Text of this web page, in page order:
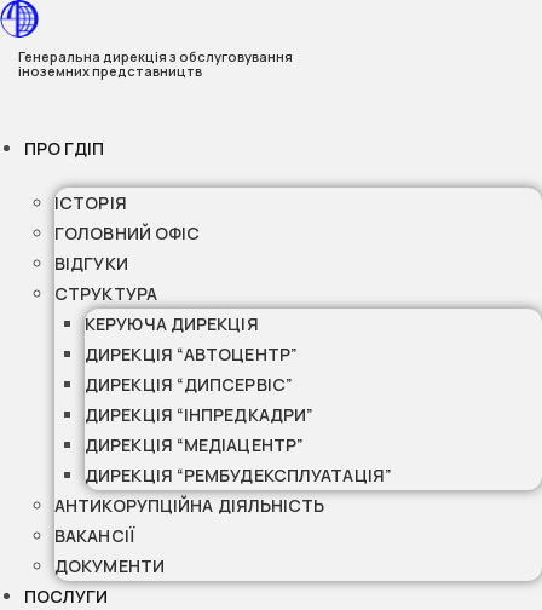
Перейти
до
вмісту
Генеральна дирекція з обслуговування
іноземних представництв
ПРО ГДІП
ІСТОРІЯ
ГОЛОВНИЙ ОФІС
ВІДГУКИ
СТРУКТУРА
КЕРУЮЧА ДИРЕКЦІЯ
ДИРЕКЦІЯ “АВТОЦЕНТР”
ДИРЕКЦІЯ “ДИПСЕРВІС”
ДИРЕКЦІЯ “ІНПРЕДКАДРИ”
ДИРЕКЦІЯ “МЕДІАЦЕНТР”
ДИРЕКЦІЯ “РЕМБУДЕКСПЛУАТАЦІЯ”
АНТИКОРУПЦІЙНА ДІЯЛЬНІСТЬ
ВАКАНСІЇ
ДОКУМЕНТИ
ПОСЛУГИ